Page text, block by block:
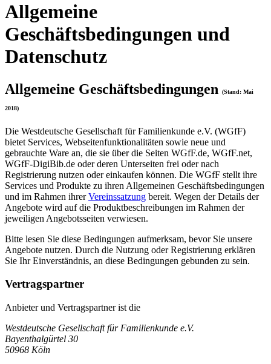
Allgemeine
Geschäftsbedingungen und
Datenschutz
Allgemeine Geschäftsbedingungen (Stand: Mai
2018)
Die Westdeutsche Gesellschaft für Familienkunde e.V. (WGfF)
bietet Services, Webseitenfunktionalitäten sowie neue und
gebrauchte Ware an, die sie über die Seiten WGfF.de, WGfF.net,
WGfF-DigiBib.de oder deren Unterseiten frei oder nach
Registrierung nutzen oder einkaufen können. Die WGfF stellt ihre
Services und Produkte zu ihren Allgemeinen Geschäftsbedingungen
und im Rahmen ihrerVereinssatzung bereit. Wegen der Details der
Angebote wird auf die Produktbeschreibungen im Rahmen der
jeweiligen Angebotsseiten verwiesen.
Bitte lesen Sie diese Bedingungen aufmerksam, bevor Sie unsere
Angebote nutzen. Durch die Nutzung oder Registrierung erklären
Sie Ihr Einverständnis, an diese Bedingungen gebunden zu sein.
Vertragspartner
Anbieter und Vertragspartner ist die
Westdeutsche Gesellschaft für Familienkunde e.V.
Bayenthalgürtel 30
50968 Köln